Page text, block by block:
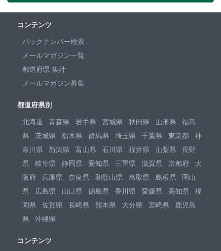
コンテンツ
バックナンバー検索
メールマガジン一覧
都道府県 集計
メールマガジン募集
都道府県別
北海道
青森県 岩手県 宮城県 秋田県 山形県
福島
県
茨城県 栃木県 群馬県 埼玉県 千葉県 東京都
神
奈川県
新潟県 富山県 石川県 福井県 山梨県
長野
県
岐阜県 静岡県 愛知県 三重県 滋賀県 京都府
大
阪府
兵庫県 奈良県 和歌山県 鳥取県 島根県
岡山
県
広島県 山口県 徳島県 香川県 愛媛県 高知県
福
岡県
佐賀県 長崎県 熊本県 大分県 宮崎県
鹿児島
県
沖縄県
コンテンツ